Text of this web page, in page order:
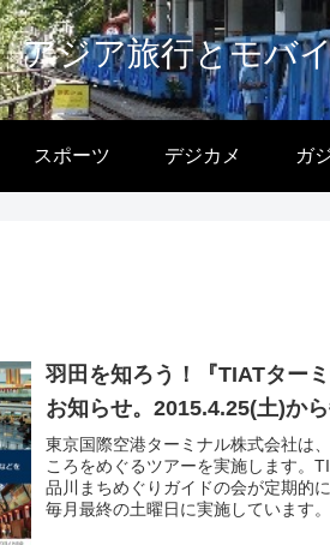
アジア旅行とモバ
スポーツ デジカメ ガ
羽田を知ろう！『TIATター
お知らせ。2015.4.25(土)か
東京国際空港ターミナル株式会社は
ころをめぐるツアーを実施します。
品川まちめぐりガイドの会が定期的
毎月最終の土曜日に実施しています